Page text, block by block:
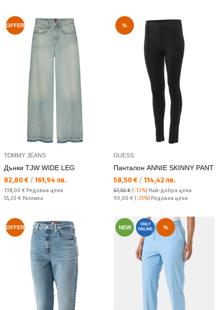
OFFER
TOMMY JEANS
Дънки TJW WIDE LEG
Текуща цена:
82,80 € / 161,94 лв.
Редовна цена:
138,00 € Редовна цена
Спестявате:
55,20 € Разлика
%
GUESS
Панталон ANNIE SKINNY PANT
Текуща цена:
58,50 € / 114,42 лв.
67,50 € (-13%) Най-добра цена
Редовна цена:
90,00 € (-35%) Редовна цена
OFFER NEW
ONLY
ONLINE
%